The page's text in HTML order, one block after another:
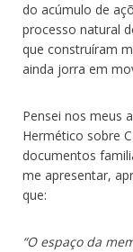
do acúmulo de
processo natural
que construíram
ainda jorra em
Pensei nos meus
Hermético sobre
documentos
me apresentar,
que:
“O espaço da